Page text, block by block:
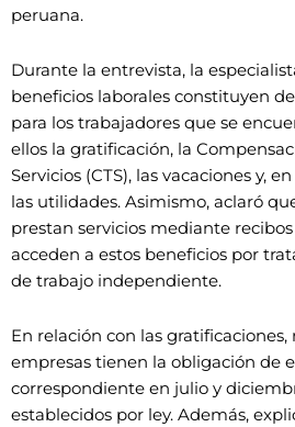
peruana.
Durante la entrevista, la
beneficios laborales constituyen
para los trabajadores que se
ellos la gratificación, la
Servicios (CTS), las vacaciones y,
las utilidades. Asimismo, aclaró
prestan servicios mediante
acceden a estos beneficios por
de trabajo independiente.
En relación con las gratificaciones,
empresas tienen la obligación de
correspondiente en julio y
establecidos por ley. Además,